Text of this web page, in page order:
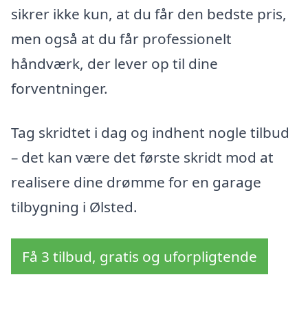
sikrer ikke kun, at du får den bedste pris,
men også at du får professionelt
håndværk, der lever op til dine
forventninger.
Tag skridtet i dag og indhent nogle tilbud
– det kan være det første skridt mod at
realisere dine drømme for en garage
tilbygning i Ølsted.
Få 3 tilbud, gratis og uforpligtende